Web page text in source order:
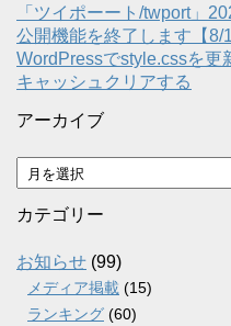
「ツイポーート/twport」
公開機能を終了します【8/
WordPressでstyle.cssを
キャッシュクリアする
アーカイブ
ア
ー
カ
ブ
カテゴリー
お知らせ (99)
メディア掲載 (15)
ランキング (60)